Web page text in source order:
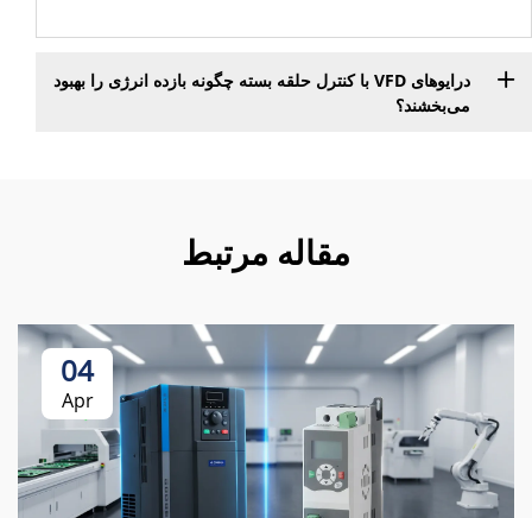
درایوهای VFD با کنترل حلقه بسته چگونه بازده انرژی را بهبود
می‌بخشند؟
مقاله مرتبط
04
Apr